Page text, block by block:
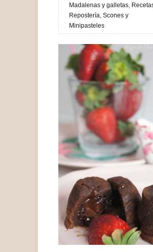
Madalenas y galletas,
Repostería, Scones y
Minipasteles